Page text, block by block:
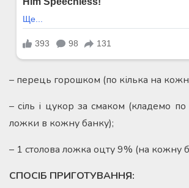
– перець горошком (по кілька на
– сіль і цукор за смаком (кладемо по
ложки в кожну банку);
– 1 столова ложка оцту 9% (на кожну
СПОСІБ ПРИГОТУВАННЯ: